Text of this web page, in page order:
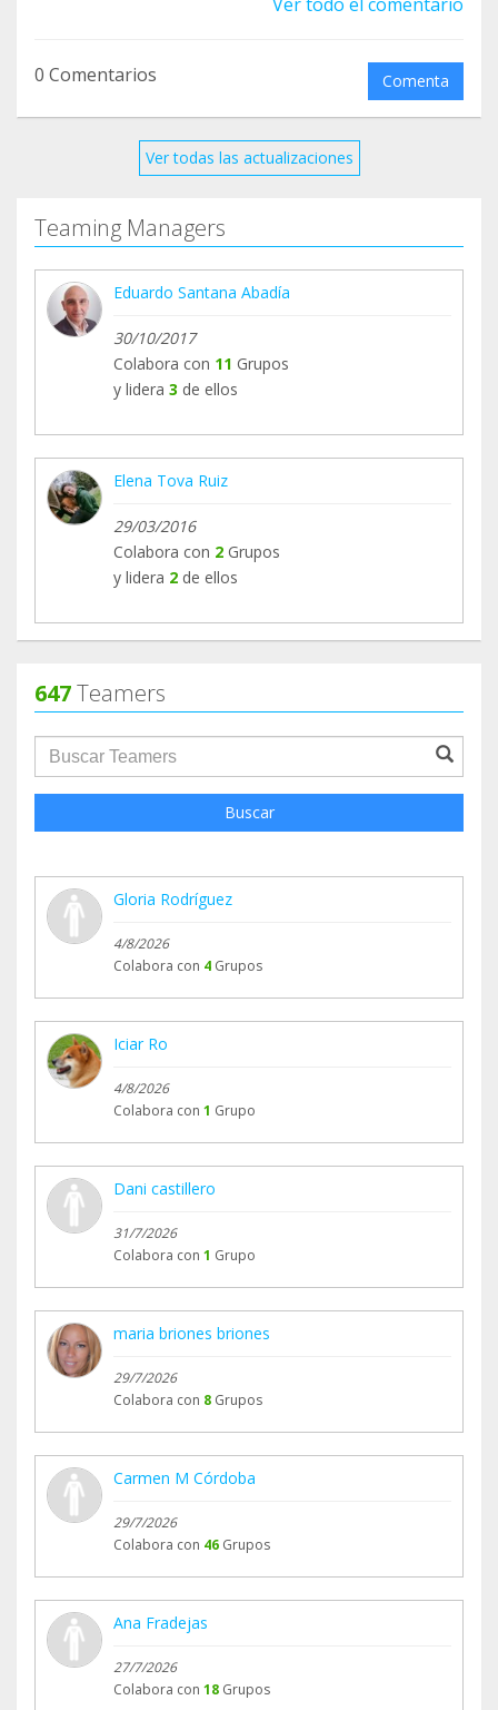
0 Comentarios Comenta
Ver todas las actualizaciones
Teaming Managers
Eduardo Santana Abadía
30/10/2017
Colabora con 11 Grupos
y lidera 3 de ellos
Elena Tova Ruiz
29/03/2016
Colabora con 2 Grupos
y lidera 2 de ellos
647Teamers
groupProfile.searchForm.search.text???
Buscar
Gloria Rodríguez
4/8/2026
Colabora con 4 Grupos
Iciar Ro
4/8/2026
Colabora con 1 Grupo
Dani castillero
31/7/2026
Colabora con 1 Grupo
maria briones briones
29/7/2026
Colabora con 8 Grupos
Carmen M Córdoba
29/7/2026
Colabora con 46 Grupos
Ana Fradejas
27/7/2026
Colabora con 18 Grupos